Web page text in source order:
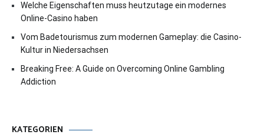
Welche Eigenschaften muss heutzutage ein modernes
Online-Casino haben
Vom Badetourismus zum modernen Gameplay: die Casino-
Kultur in Niedersachsen
Breaking Free: A Guide on Overcoming Online Gambling
Addiction
KATEGORIEN